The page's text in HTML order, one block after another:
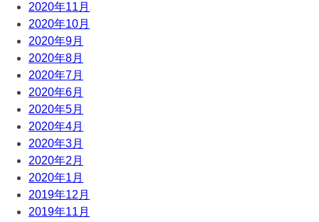
2020年11月
2020年10月
2020年9月
2020年8月
2020年7月
2020年6月
2020年5月
2020年4月
2020年3月
2020年2月
2020年1月
2019年12月
2019年11月